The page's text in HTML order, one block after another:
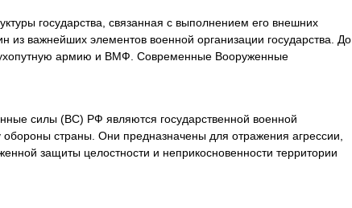
государства, связанная с выполнением его внешних
важнейших элементов военной организации государства. До
армию и ВМФ. Современные Вооруженные
силы (ВС) РФ являются государственной военной
страны. Они предназначены для отражения агрессии,
защиты целостности и неприкосновенности территории